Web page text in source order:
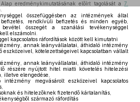
eredménykimutatásának előírt tagolását a7.
összefüggésben az intézmények által
rendkívüli befizetés és minden egyéb,
bevétel összegét a szanálási tevékenységgel
elszámolni.
kapcsolatos ráfordítások között kell kimutatni
annak leányvállalatai, áthidaló intézmény
eszközeivel, kötelezettségeivel kapcsolatban vállalt
annak leányvállalatai, áthidaló intézmény
részére nyújtott hitel miatti követelés hitelezési
illetve elengedése,
megvásárolt eszközeivel kapcsolatos
és hitelezőknek fizetendő kártalanítás,
származó ráfordítás